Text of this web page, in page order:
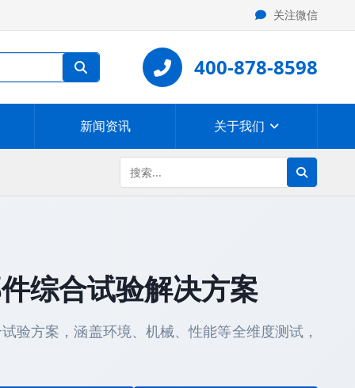
关注微信
400-878-8598
新闻资讯 关于我们
综合试验解决方案
验方案，涵盖环境、机械、性能等全维度测试，